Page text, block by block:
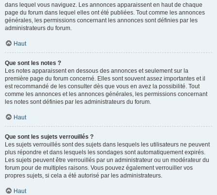
dans lequel vous naviguez. Les annonces apparaissent en haut de chaque
page du forum dans lequel elles ont été publiées. Tout comme les annonces
générales, les permissions concernant les annonces sont définies par les
administrateurs du forum.
Haut
Que sont les notes ?
Les notes apparaissent en dessous des annonces et seulement sur la
première page du forum concerné. Elles sont souvent assez importantes et il
est recommandé de les consulter dès que vous en avez la possibilité. Tout
comme les annonces et les annonces générales, les permissions concernant
les notes sont définies par les administrateurs du forum.
Haut
Que sont les sujets verrouillés ?
Les sujets verrouillés sont des sujets dans lesquels les utilisateurs ne peuvent
plus répondre et dans lesquels les sondages sont automatiquement expirés.
Les sujets peuvent être verrouillés par un administrateur ou un modérateur du
forum pour de multiples raisons. Vous pouvez également verrouiller vos
propres sujets, si cela a été autorisé par les administrateurs.
Haut